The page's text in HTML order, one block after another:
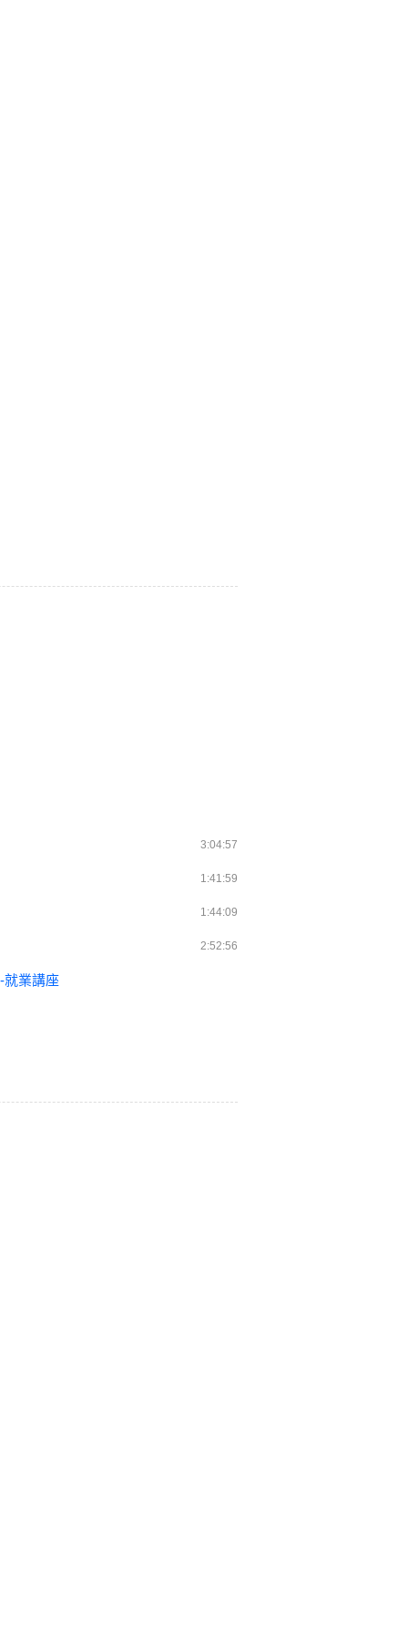
3:04:57
1:41:59
1:44:09
2:52:56
就業講座